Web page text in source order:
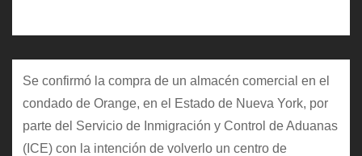
Se confirmó la compra de un almacén comercial en el
condado de Orange, en el Estado de Nueva York, por
parte del Servicio de Inmigración y Control de Aduanas
(ICE) con la intención de volverlo un centro de